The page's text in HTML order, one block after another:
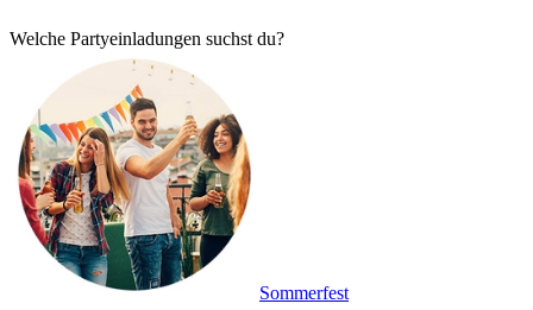
Welche Partyeinladungen suchst du?
Sommerfest